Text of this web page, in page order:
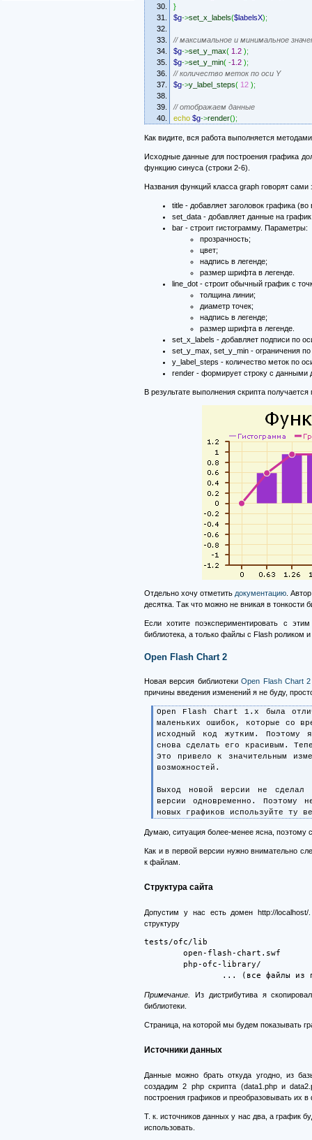
}
$g->set_x_labels($labelsX);
// максимальное и минимальное
$g->set_y_max( 1.2 );
$g->set_y_min( -1.2 );
// количество меток по оси Y
$g->y_label_steps( 12 );
// отображаем данные
echo $g->render();
Как видите, вся работа выполняется
Исходные данные для построения графика
функцию синуса (строки 2-6).
Названия функций класса graph говорят сами
title - добавляет заголовок графика
set_data - добавляет данные на
bar - строит гистограмму. Параметры:
прозрачность;
цвет;
надпись в легенде;
размер шрифта в легенде.
line_dot - строит обычный график с
толщина линии;
диаметр точек;
надпись в легенде;
размер шрифта в легенде.
set_x_labels - добавляет подписи по
set_y_max, set_y_min - ограничения по
y_label_steps - количество меток по
render - формирует строку с данными
В результате выполнения скрипта получается
Отдельно хочу отметить документацию .
десятка. Так что можно не вникая в тонкости
Если хотите поэкспериментировать с
библиотека, а только файлы с Flash роликом
Open Flash Chart 2
Новая версия библиотекиOpen Flash Chart 2
причины введения изменений я не буду,
Open Flash Chart 1.x была
маленьких ошибок, которые со
исходный код жутким. Поэтому
снова сделать его красивым.
Это привело к значительным
возможностей.
Выход новой версии не
версии одновременно.
новых графиков используйте ту
Думаю, ситуация более-менее ясна, поэтому
Как и в первой версии нужно внимательно
к файлам.
Структура сайта
Допустим у нас есть домен http://
структуру
tests/ofc/lib
open-flash-chart.swf
php-ofc-library/
... (все файлы из
Примечание.
Из дистрибутива я
библиотеки.
Страница, на которой мы будем показывать
Источники данных
Данные можно брать откуда угодно, из
создадим 2 php скрипта (data1.php и
построения графиков и преобразовывать
Т. к. источников данных у нас два, а график
использовать.